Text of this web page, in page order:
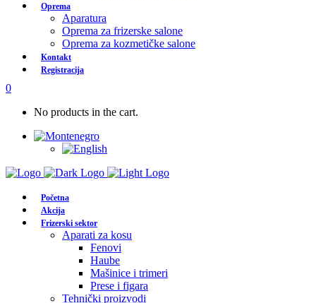
Oprema
Aparatura
Oprema za frizerske salone
Oprema za kozmetičke salone
Kontakt
Registracija
0
No products in the cart.
Početna
Akcija
Frizerski sektor
Aparati za kosu
Fenovi
Haube
Mašinice i trimeri
Prese i figara
Tehnički proizvodi